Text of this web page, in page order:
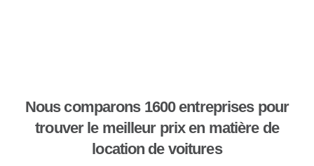
Nous comparons 1600 entreprises pour
trouver le meilleur prix en matière de
location de voitures